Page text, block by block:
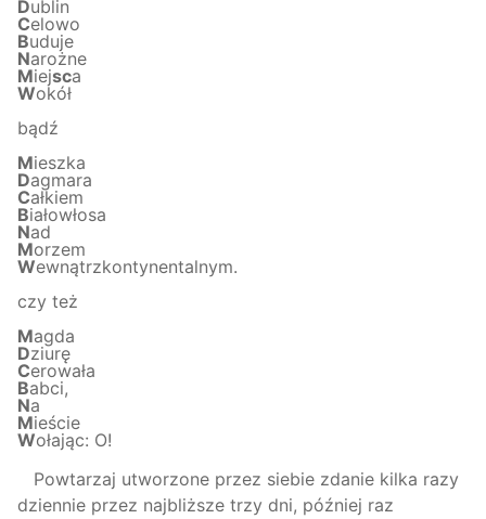
Dublin
Celowo
Buduje
Narożne
Miejsca
Wokół
bądź
Mieszka
Dagmara
Całkiem
Białowłosa
Nad
Morzem
Wewnątrzkontynentalnym.
czy też
Magda
Dziurę
Cerowała
Babci,
Na
Mieście
Wołając: O!
Powtarzaj utworzone przez siebie zdanie kilka razy
dziennie przez najbliższe trzy dni, później raz